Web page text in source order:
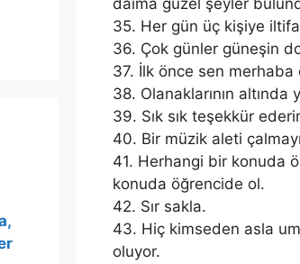
daima güzel şeyler
35. Her gün üç kişiye
36. Çok günler güneşin
37. İlk önce sen merhaba
38. Olanaklarının altında
39. Sık sık teşekkür
40. Bir müzik aleti
41. Herhangi bir konuda
konuda öğrencide ol.
42. Sır sakla.
43. Hiç kimseden asla
oluyor.